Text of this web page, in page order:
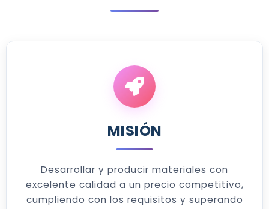
MISIÓN
Desarrollar y producir materiales con
excelente calidad a un precio competitivo,
cumpliendo con los requisitos y superando